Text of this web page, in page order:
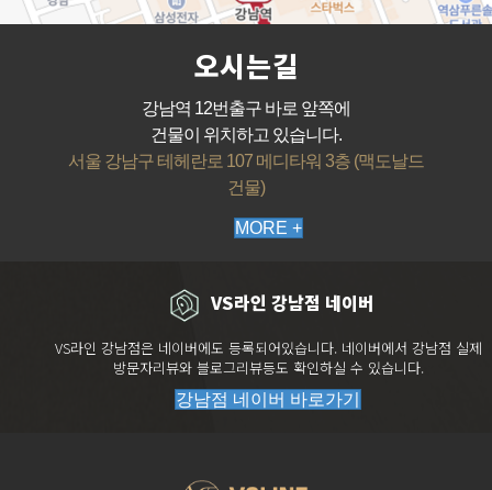
오시는길
강남역 12번출구 바로 앞쪽에
건물이 위치하고 있습니다.
서울 강남구 테헤란로 107 메디타워 3층 (맥도날드
건물)
MORE +
VS라인 강남점 네이버
VS라인 강남점은 네이버에도 등록되어있습니다. 네이버에서 강남점 실제
방문자리뷰와 블로그리뷰등도 확인하실 수 있습니다.
강남점 네이버 바로가기